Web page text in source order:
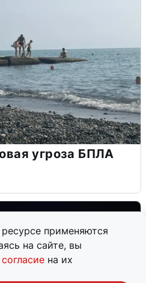
применяются
на сайте, вы
согласие на их
угроза БПЛА